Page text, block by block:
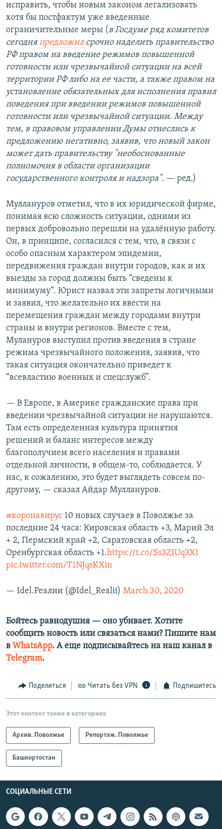
исправить, чтобы новым законом легализовать
хотя бы постфактум уже введенные
ограничительные меры (в Госдуме ряд комитетов
сегодняпредложил срочно наделить правительство
РФ правом на введение режимов повышенной
готовности или чрезвычайной ситуации на всей
территории РФ либо на ее части, а также правом на
установление обязательных для исполнения правил
поведения при введении режимов повышенной
готовности или чрезвычайной ситуации. Между
тем, в правовом управлении Думы отнеслись к
предложению негативно, заявив, что новый закон
может дать правительству "необоснованные
полномочия в области организации
государственного контроля и надзора". —​ ред.)
Муллануров отметил, что в их юридической фирме,
понимая всю сложность ситуации, одними из
первых добровольно перешли на удалённую работу.
Он, в принципе, согласился с тем, что, в связи с
особо опасным характером эпидемии,
передвижения граждан внутри городов, как и их
выезды за город должны быть “сведены к
минимуму“. Юрист назвал эти запреты логичными
и заявил, что желательно их ввести на
перемещения граждан между городами внутри
страны и внутри регионов. Вместе с тем,
Мулануров выступил против введения в стране
режима чрезвычайного положения, заявив, что
такая ситуация окончательно приведет к
“всевластию военных и спецслужб”.
— В Европе, в Америке гражданские права при
введении чрезвычайной ситуации не нарушаются.
Там есть определенная культура принятия
решений и баланс интересов между
благополучием всего населения и правами
отдельной личности, в общем-то, соблюдается. У
нас, к сожалению, это будет выглядеть совсем по-
другому, — сказал Айдар Муллануров.
#коронавирус 10 новых случаев в Поволжье за
последние 24 часа: Кировская область +3, Марий Эл
+ 2, Пермский край +2, Саратовская область +2,
Оренбургская область +1.https://t.co/Ss3ZIUq3X1
pic.twitter.com/T1NJqsKXin
— Idel.Реалии (@Idel_Realii) March 30, 2020
Бойтесь равнодушия — оно убивает. Хотите
сообщить новость или связаться нами? Пишите нам
в WhatsApp. А еще подписывайтесь на наш канал в
Telegram.
Поделиться Читать без VPN Подпишитесь
Этот контент также в категориях
Архив. Поволжье Репортаж. Поволжье
Башкортостан
СОЦИАЛЬНЫЕ СЕТИ